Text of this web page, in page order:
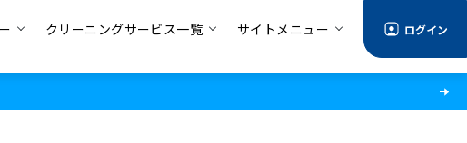
クリーニングサービス一覧 サイトメニュー ログイン